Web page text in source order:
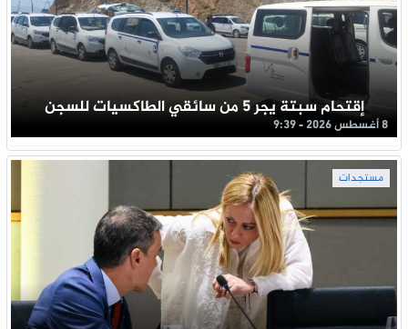
إقتحام سبتة يجر 5 من سائقي الطاكسيات للسجن
8 أغسطس 2026 - 9:39
مستجدات